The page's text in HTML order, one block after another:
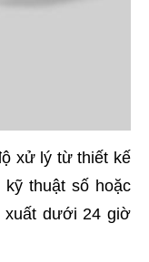
xử lý từ thiết kế
thuật số hoặc
xuất dưới 24 giờ